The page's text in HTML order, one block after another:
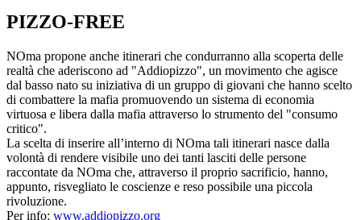
PIZZO-FREE
NOma propone anche itinerari che condurranno alla scoperta delle
realtà che aderiscono ad "Addiopizzo", un movimento che agisce
dal basso nato su iniziativa di un gruppo di giovani che hanno scelto
di combattere la mafia promuovendo un sistema di economia
virtuosa e libera dalla mafia attraverso lo strumento del "consumo
critico".
La scelta di inserire all’interno di NOma tali itinerari nasce dalla
volontà di rendere visibile uno dei tanti lasciti delle persone
raccontate da NOma che, attraverso il proprio sacrificio, hanno,
appunto, risvegliato le coscienze e reso possibile una piccola
rivoluzione.
Per info: www.addiopizzo.org